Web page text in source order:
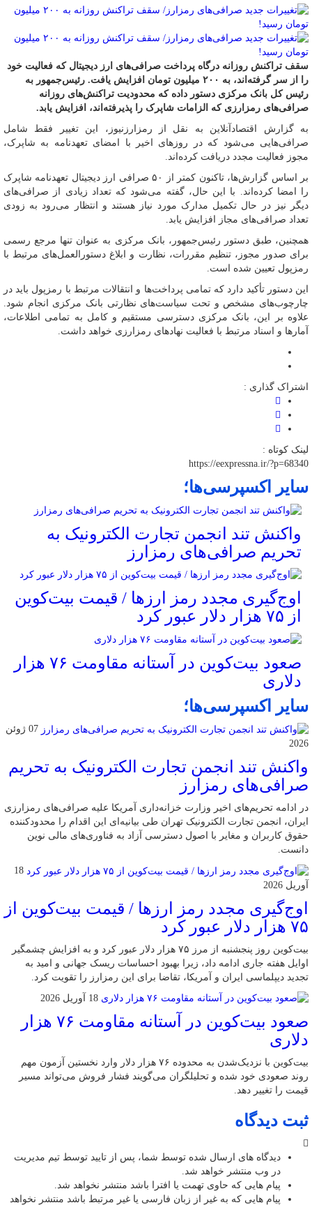
سقف تراکنش روزانه درگاه پرداخت صرافی‌های ارز دیجیتال که فعالیت خود
را از سر گرفته‌اند، به ۲۰۰ میلیون تومان افزایش یافت. رئیس‌جمهور به
رئیس کل بانک مرکزی دستور داده که محدودیت تراکنش‌های روزانه
صرافی‌های رمزارزی که الزامات شاپرک را پذیرفته‌اند، افزایش یابد.
به گزارش اقتصادآنلاین به نقل از رمزارزنیوز، این تغییر فقط شامل
صرافی‌هایی می‌شود که در روزهای اخیر با امضای تعهدنامه به شاپرک،
مجوز فعالیت مجدد دریافت کرده‌اند.
بر اساس گزارش‌ها، تاکنون کمتر از ۵۰ صرافی ارز دیجیتال تعهدنامه شاپرک
را امضا کرده‌اند. با این حال، گفته می‌شود که تعداد زیادی از صرافی‌های
دیگر نیز در حال تکمیل مدارک مورد نیاز هستند و انتظار می‌رود به زودی
تعداد صرافی‌های مجاز افزایش یابد.
همچنین، طبق دستور رئیس‌جمهور، بانک مرکزی به عنوان تنها مرجع رسمی
برای صدور مجوز، تنظیم مقررات، نظارت و ابلاغ دستورالعمل‌های مرتبط با
رمزپول تعیین شده است.
این دستور تأکید دارد که تمامی پرداخت‌ها و انتقالات مرتبط با رمزپول باید در
چارچوب‌های مشخص و تحت سیاست‌های نظارتی بانک مرکزی انجام شود.
علاوه بر این، بانک مرکزی دسترسی مستقیم و کامل به تمامی اطلاعات،
آمارها و اسناد مرتبط با فعالیت نهادهای رمزارزی خواهد داشت.
اشتراک گذاری :
لینک کوتاه :
https://eexpressna.ir/?p=68340
سایر اکسپرسی‌ها؛
واکنش تند انجمن تجارت الکترونیک به
تحریم صرافی‌های رمزارز
اوج‌گیری مجدد رمز ارزها / قیمت بیت‌کوین
از ۷۵ هزار دلار عبور کرد
صعود بیت‌کوین در آستانه مقاومت ۷۶ هزار
دلاری
سایر اکسپرسی‌ها؛
07 ژوئن
2026
واکنش تند انجمن تجارت الکترونیک به تحریم
صرافی‌های رمزارز
در ادامه تحریم‌های اخیر وزارت خزانه‌داری آمریکا علیه صرافی‌های رمزارزی
ایران، انجمن تجارت الکترونیک تهران طی بیانیه‌ای این اقدام را محدودکننده
حقوق کاربران و مغایر با اصول دسترسی آزاد به فناوری‌های مالی نوین
دانست.
18
آوریل 2026
اوج‌گیری مجدد رمز ارزها / قیمت بیت‌کوین از
۷۵ هزار دلار عبور کرد
بیت‌کوین روز پنجشنبه از مرز ۷۵ هزار دلار عبور کرد و به افزایش چشمگیر
اوایل هفته جاری ادامه داد، زیرا بهبود احساسات ریسک جهانی و امید به
تجدید دیپلماسی ایران و آمریکا، تقاضا برای این رمزارز را تقویت کرد.
18 آوریل 2026
صعود بیت‌کوین در آستانه مقاومت ۷۶ هزار
دلاری
بیت‌کوین با نزدیک‌شدن به محدوده ۷۶ هزار دلار وارد نخستین آزمون مهم
روند صعودی خود شده و تحلیلگران می‌گویند فشار فروش می‌تواند مسیر
قیمت را تغییر دهد.
ثبت دیدگاه
دیدگاه های ارسال شده توسط شما، پس از تایید توسط تیم مدیریت
در وب منتشر خواهد شد.
پیام هایی که حاوی تهمت یا افترا باشد منتشر نخواهد شد.
پیام هایی که به غیر از زبان فارسی یا غیر مرتبط باشد منتشر نخواهد